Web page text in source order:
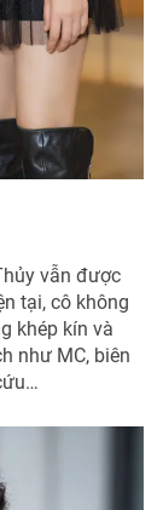
vẫn được
tại, cô không
khép kín và
như MC, biên